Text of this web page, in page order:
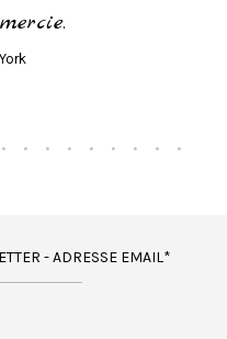
- ADRESSE EMAIL*